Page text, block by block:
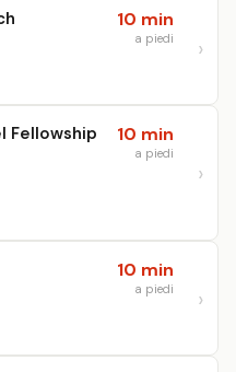
10 min
a piedi
Fellowship
10 min
a piedi
10 min
a piedi